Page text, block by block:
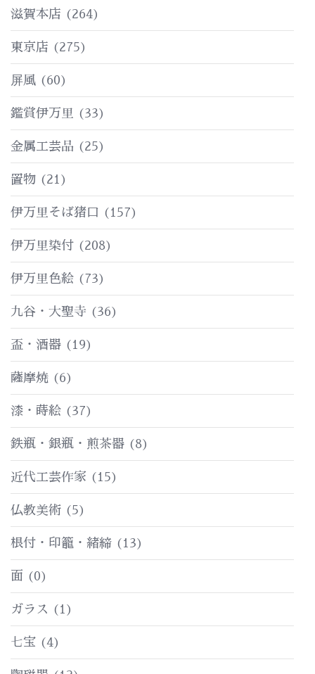
滋賀本店 (264)
東京店 (275)
屏風 (60)
鑑賞伊万里 (33)
金属工芸品 (25)
置物 (21)
伊万里そば猪口 (157)
伊万里染付 (208)
伊万里色絵 (73)
九谷・大聖寺 (36)
盃・酒器 (19)
薩摩焼 (6)
漆・蒔絵 (37)
鉄瓶・銀瓶・煎茶器 (8)
近代工芸作家 (15)
仏教美術 (5)
根付・印籠・緒締 (13)
面 (0)
ガラス (1)
七宝 (4)